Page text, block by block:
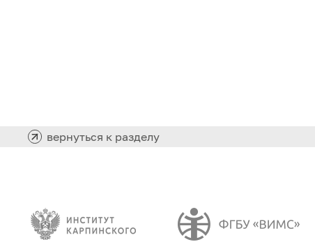
вернуться к разделу